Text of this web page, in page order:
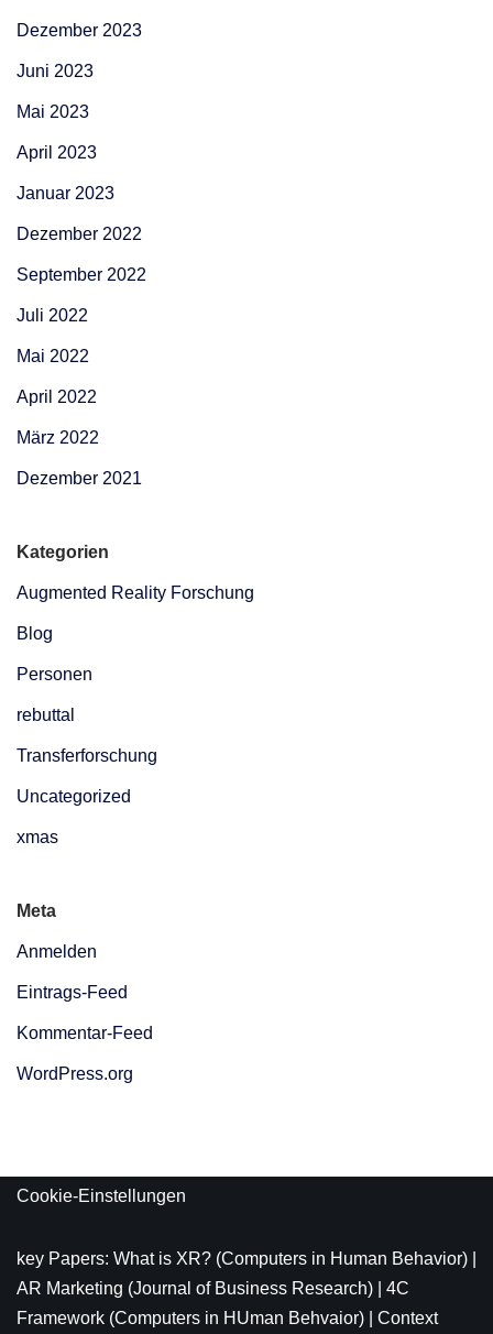
Dezember 2023
Juni 2023
Mai 2023
April 2023
Januar 2023
Dezember 2022
September 2022
Juli 2022
Mai 2022
April 2022
März 2022
Dezember 2021
Kategorien
Augmented Reality Forschung
Blog
Personen
rebuttal
Transferforschung
Uncategorized
xmas
Meta
Anmelden
Eintrags-Feed
Kommentar-Feed
WordPress.org
Cookie-Einstellungen
key Papers: What is XR? (Computers in Human Behavior) |
AR Marketing (Journal of Business Research) | 4C
Framework (Computers in HUman Behvaior) | Context